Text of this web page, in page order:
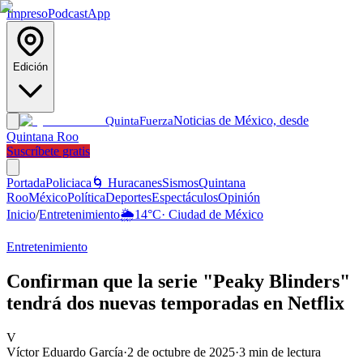
ImpresoPodcastApp
Edición
QuintaFuerzaNoticias de México, desde
Quintana Roo
Suscríbete gratis
PortadaPoliciaca 🌀 HuracanesSismosQuintana
RooMéxicoPolíticaDeportesEspectáculosOpinión
Inicio/Entretenimiento🌦️14°C· Ciudad de México
Entretenimiento
Confirman que la serie "Peaky Blinders"
tendrá dos nuevas temporadas en Netflix
V
Víctor Eduardo García·2 de octubre de 2025·3 min de lectura